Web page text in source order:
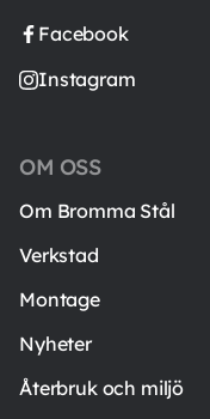
Facebook
Instagram
OM OSS
Om Bromma Stål
Verkstad
Montage
Nyheter
Återbruk och miljö